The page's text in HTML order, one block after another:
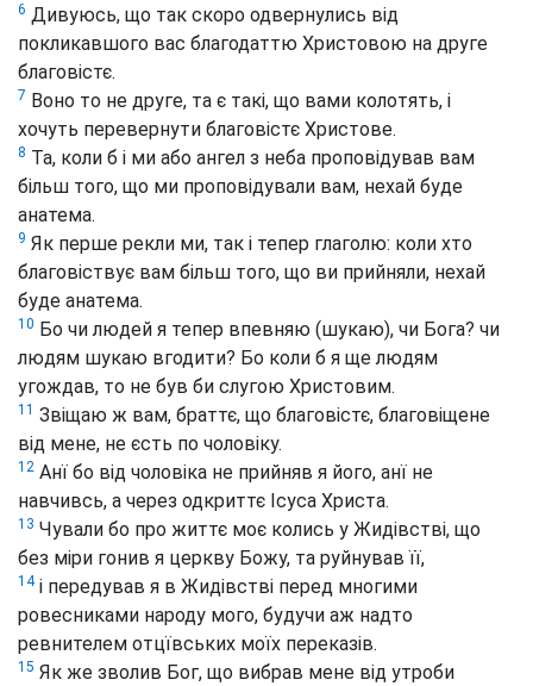
6 Дивуюсь, що так скоро одвернулись від
покликавшого вас благодаттю Христовою на друге
благовістє.
7 Воно то не друге, та є такі, що вами колотять, і
хочуть перевернути благовістє Христове.
8 Та, коли б і ми або ангел з неба проповідував вам
більш того, що ми проповідували вам, нехай буде
анатема.
9 Як перше рекли ми, так і тепер глаголю: коли хто
благовіствує вам більш того, що ви прийняли, нехай
буде анатема.
10 Бо чи людей я тепер впевняю (шукаю), чи Бога? чи
людям шукаю вгодити? Бо коли б я ще людям
угождав, то не був би слугою Христовим.
11 Звіщаю ж вам, браттє, що благовістє, благовіщене
від мене, не єсть по чоловіку.
12 Анї бо від чоловіка не прийняв я його, анї не
навчивсь, а через одкриттє Ісуса Христа.
13 Чували бо про життє моє колись у Жидівстві, що
без міри гонив я церкву Божу, та руйнував її,
14і передував я в Жидівстві перед многими
ровесниками народу мого, будучи аж надто
ревнителем отцївських моїх переказів.
15 Як же зволив Бог, що вибрав мене від утроби